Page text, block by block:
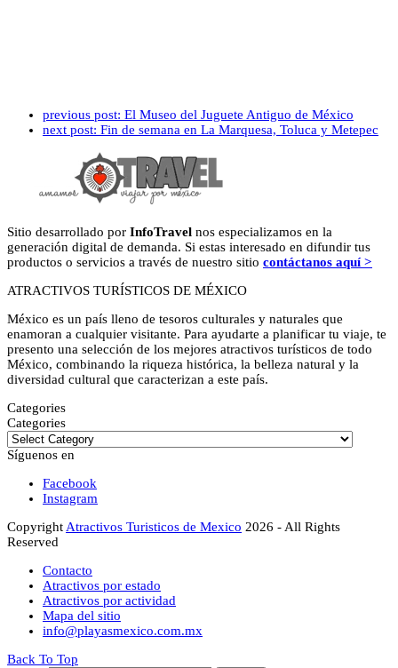
previous post: El Museo del Juguete Antiguo de México
next post: Fin de semana en La Marquesa, Toluca y Metepec
Sitio desarrollado por InfoTravel nos especializamos en la
generación digital de demanda. Si estas interesado en difundir tus
productos o servicios a través de nuestro sitio contáctanos aquí >
ATRACTIVOS TURÍSTICOS DE MÉXICO
México es un país lleno de tesoros culturales y naturales que
enamoran a cualquier visitante. Para ayudarte a planificar tu viaje, te
presento una selección de los mejores atractivos turísticos de todo
México, combinando la riqueza histórica, la belleza natural y la
diversidad cultural que caracterizan a este país.
Categories
Categories
Síguenos en
Facebook
Instagram
CopyrightAtractivos Turisticos de Mexico 2026 - All Rights
Reserved
Contacto
Atractivos por estado
Atractivos por actividad
Mapa del sitio
info@playasmexico.com.mx
Back To Top